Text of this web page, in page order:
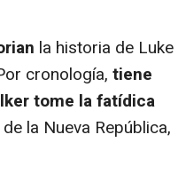
la historia de Luke
cronología, tiene
tome la fatídica
la Nueva República,